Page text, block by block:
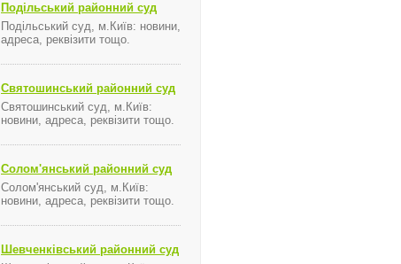
Подільський районний суд
Подільський суд, м.Київ: новини,
адреса, реквізити тощо.
Святошинський районний суд
Святошинський суд, м.Київ:
новини, адреса, реквізити тощо.
Солом'янський районний суд
Солом'янський суд, м.Київ:
новини, адреса, реквізити тощо.
Шевченківський районний суд